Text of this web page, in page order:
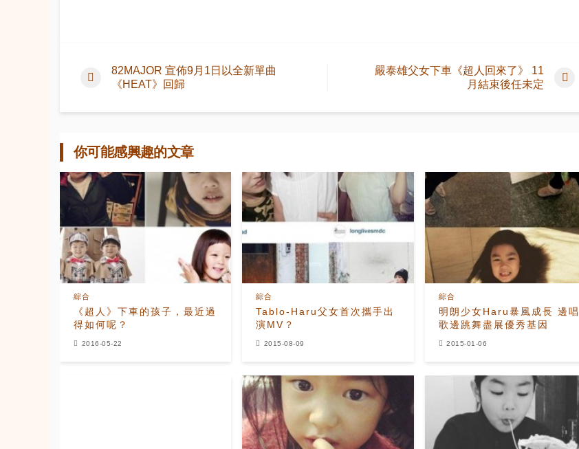
82MAJOR 宣佈9月1日以全新單曲
《HEAT》回歸
嚴泰雄父女下車《超人回來了》 11
月結束後任未定
你可能感興趣的文章
《超人》下車的孩子，最近過
得如何呢？
綜合
2016-05-22
Tablo-Haru父女首次攜手出
演MV？
綜合
2015-08-09
明朗少女Haru暴風成長 邊唱
歌邊跳舞盡展優秀基因
綜合
2015-01-06